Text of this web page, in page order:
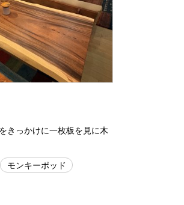
きっかけに一枚板を見に木
モンキーポッド